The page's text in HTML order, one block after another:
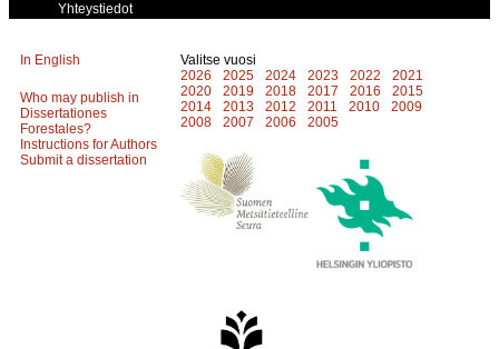
Yhteystiedot
In English
Who may publish in
Dissertationes
Forestales?
Instructions for Authors
Submit a dissertation
Valitse vuosi
2026
2025 2024 2023 2022
2021
2020
2019 2018 2017 2016
2015
2014
2013 2012 2011 2010
2009
2008
2007 2006 2005